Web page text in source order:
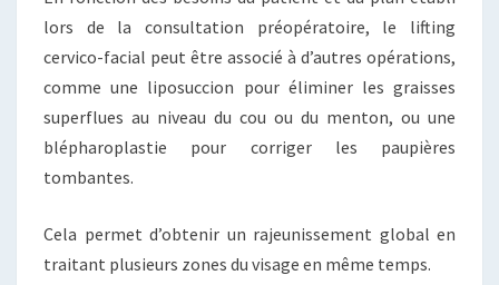
lors de la consultation préopératoire, le lifting
cervico-facial peut être associé à d’autres opérations,
comme une liposuccion pour éliminer les graisses
superflues au niveau du cou ou du menton, ou une
blépharoplastie pour corriger les paupières
tombantes.
Cela permet d’obtenir un rajeunissement global en
traitant plusieurs zones du visage en même temps.